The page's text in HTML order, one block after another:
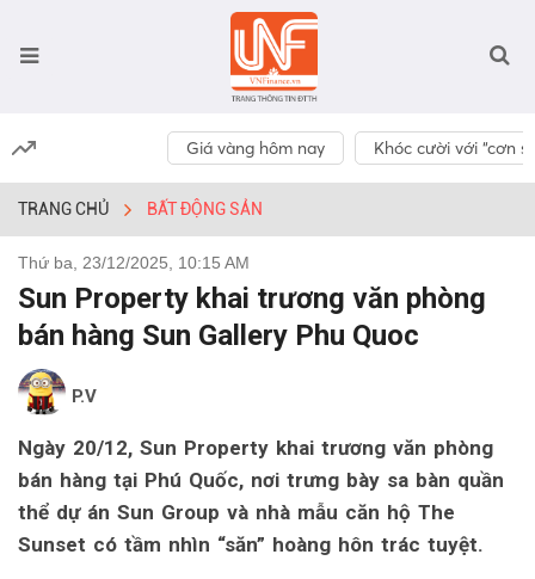
Giá vàng hôm nay Khóc cười với “cơn
TRANG CHỦ BẤT ĐỘNG SẢN
Thứ ba, 23/12/2025, 10:15 AM
Sun Property khai trương văn phòng
bán hàng Sun Gallery Phu Quoc
P.V
Ngày 20/12, Sun Property khai trương văn phòng
bán hàng tại Phú Quốc, nơi trưng bày sa bàn quần
thể dự án Sun Group và nhà mẫu căn hộ The
Sunset có tầm nhìn “săn” hoàng hôn trác tuyệt.